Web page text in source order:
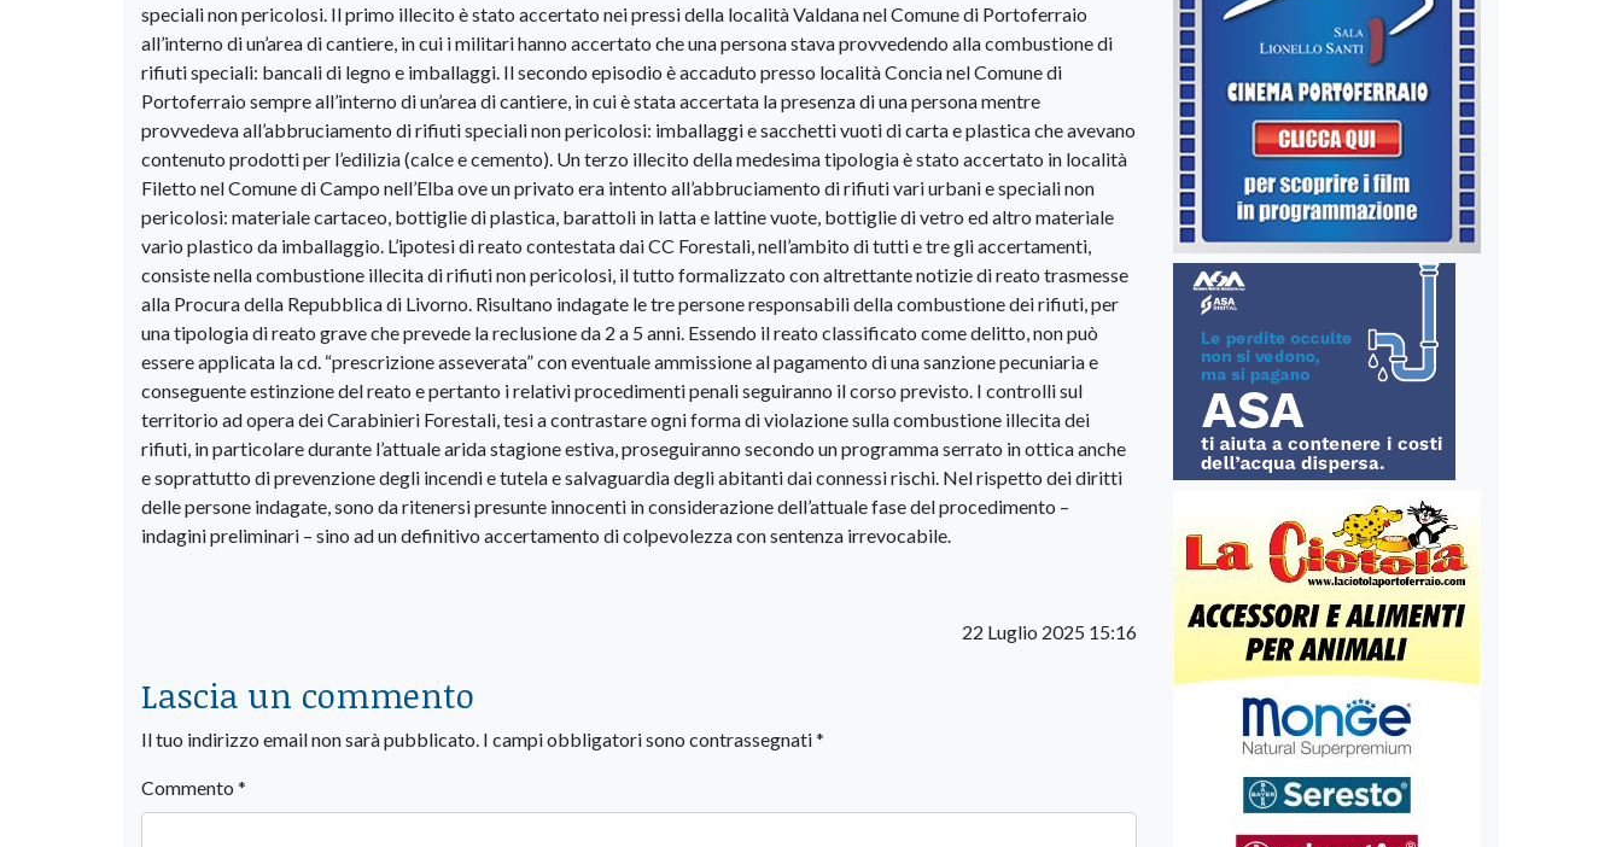
speciali non pericolosi. Il primo illecito è stato accertato nei pressi della località Valdana nel Comune di Portoferraio
all’interno di un’area di cantiere, in cui i militari hanno accertato che una persona stava provvedendo alla combustione di
rifiuti speciali: bancali di legno e imballaggi. Il secondo episodio è accaduto presso località Concia nel Comune di
Portoferraio sempre all’interno di un’area di cantiere, in cui è stata accertata la presenza di una persona mentre
provvedeva all’abbruciamento di rifiuti speciali non pericolosi: imballaggi e sacchetti vuoti di carta e plastica che avevano
contenuto prodotti per l’edilizia (calce e cemento). Un terzo illecito della medesima tipologia è stato accertato in località
Filetto nel Comune di Campo nell’Elba ove un privato era intento all’abbruciamento di rifiuti vari urbani e speciali non
pericolosi: materiale cartaceo, bottiglie di plastica, barattoli in latta e lattine vuote, bottiglie di vetro ed altro materiale
vario plastico da imballaggio. L’ipotesi di reato contestata dai CC Forestali, nell’ambito di tutti e tre gli accertamenti,
consiste nella combustione illecita di rifiuti non pericolosi, il tutto formalizzato con altrettante notizie di reato trasmesse
alla Procura della Repubblica di Livorno. Risultano indagate le tre persone responsabili della combustione dei rifiuti, per
una tipologia di reato grave che prevede la reclusione da 2 a 5 anni. Essendo il reato classificato come delitto, non può
essere applicata la cd. “prescrizione asseverata” con eventuale ammissione al pagamento di una sanzione pecuniaria e
conseguente estinzione del reato e pertanto i relativi procedimenti penali seguiranno il corso previsto. I controlli sul
territorio ad opera dei Carabinieri Forestali, tesi a contrastare ogni forma di violazione sulla combustione illecita dei
rifiuti, in particolare durante l’attuale arida stagione estiva, proseguiranno secondo un programma serrato in ottica anche
e soprattutto di prevenzione degli incendi e tutela e salvaguardia degli abitanti dai connessi rischi. Nel rispetto dei diritti
delle persone indagate, sono da ritenersi presunte innocenti in considerazione dell’attuale fase del procedimento –
indagini preliminari – sino ad un definitivo accertamento di colpevolezza con sentenza irrevocabile.
22 Luglio 2025 15:16
Lascia un commento
Il tuo indirizzo email non sarà pubblicato. I campi obbligatori sono contrassegnati*
Commento *